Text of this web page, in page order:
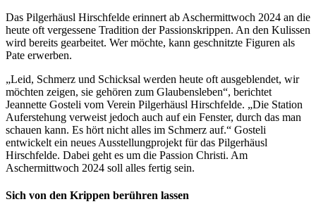
Das Pilgerhäusl Hirschfelde erinnert ab Aschermittwoch 2024 an die
heute oft vergessene Tradition der Passionskrippen. An den Kulissen
wird bereits gearbeitet. Wer möchte, kann geschnitzte Figuren als
Pate erwerben.
„Leid, Schmerz und Schicksal werden heute oft ausgeblendet, wir
möchten zeigen, sie gehören zum Glaubensleben“, berichtet
Jeannette Gosteli vom Verein Pilgerhäusl Hirschfelde. „Die Station
Auferstehung verweist jedoch auch auf ein Fenster, durch das man
schauen kann. Es hört nicht alles im Schmerz auf.“ Gosteli
entwickelt ein neues Ausstellungprojekt für das Pilgerhäusl
Hirschfelde. Dabei geht es um die Passion Christi. Am
Aschermittwoch 2024 soll alles fertig sein.
Sich von den Krippen berühren lassen